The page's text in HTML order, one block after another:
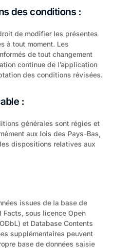
des conditions :
de modifier les présentes
à tout moment. Les
de tout changement
continue de l’application
des conditions révisées.
:
générales sont régies et
aux lois des Pays-Bas,
dispositions relatives aux
issues de la base de
Facts, sous licence Open
et Database Contents
supplémentaires peuvent
base de données saisie